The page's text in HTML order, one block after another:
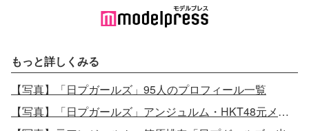
もっと詳しくみる
【写真】「日プガールズ」95人のプロフィール一覧
【写真】「日プガールズ」アンジュルム・HKT48元メンバーにニジプロ・ガルプラ出身者まで…実力者揃い